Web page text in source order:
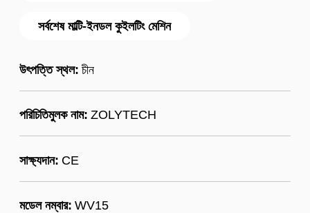
সর্বশেষ মাল্টি-ইনডল কুইলটিং মেশিন
উৎপত্তি স্থল: চীন
পরিচিতিমুলক নাম: ZOLYTECH
সাক্ষ্যদান: CE
মডেল নম্বার: WV15